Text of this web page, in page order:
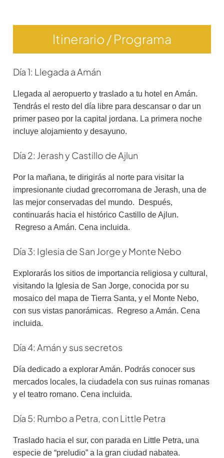
Itinerario / Programa
Día 1: Llegada a Amán
Llegada al aeropuerto y traslado a tu hotel en Amán.
Tendrás el resto del día libre para descansar o dar un
primer paseo por la capital jordana. La primera noche
incluye alojamiento y desayuno.
Día 2: Jerash y Castillo de Ajlun
Por la mañana, te dirigirás al norte para visitar la
impresionante ciudad grecorromana de Jerash, una de
las mejor conservadas del mundo. Después,
continuarás hacia el histórico Castillo de Ajlun.
Regreso a Amán. Cena incluida.
Día 3: Iglesia de San Jorge y Monte Nebo
Explorarás los sitios de importancia religiosa y cultural,
visitando la Iglesia de San Jorge, conocida por su
mosaico del mapa de Tierra Santa, y el Monte Nebo,
con sus vistas panorámicas. Regreso a Amán. Cena
incluida.
Día 4: Amán y sus secretos
Día dedicado a explorar Amán. Podrás conocer sus
mercados locales, la ciudadela con sus ruinas romanas
y el teatro romano. Cena incluida.
Día 5: Rumbo a Petra, con Little Petra
Traslado hacia el sur, con parada en Little Petra, una
especie de “preludio” a la gran ciudad nabatea.